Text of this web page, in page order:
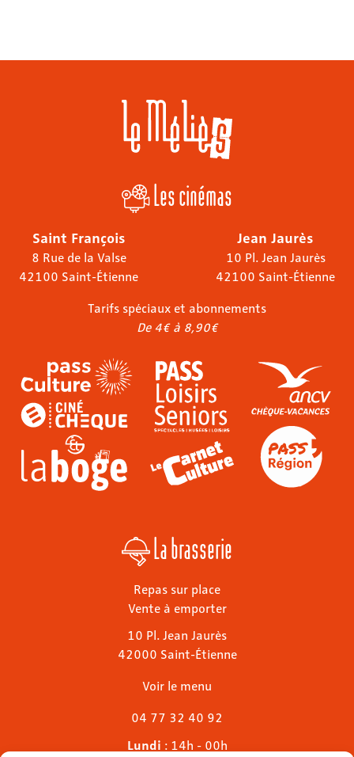
Les cinémas
Saint François
8 Rue de la Valse
42100 Saint-Étienne
Jean Jaurès
10 Pl. Jean Jaurès
42100 Saint-Étienne
Tarifs spéciaux et abonnements
De 4€ à 8,90€
La brasserie
Repas sur place
Vente à emporter
10 Pl. Jean Jaurès
42000 Saint-Étienne
Voir le menu
04 77 32 40 92
Lundi : 14h - 00h